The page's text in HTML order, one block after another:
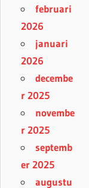
februari
2026
januari
2026
decembe
r 2025
novembe
r 2025
septemb
er 2025
augustu